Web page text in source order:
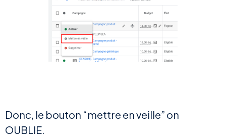
Donc, le bouton “mettre en veille” on
OUBLIE.